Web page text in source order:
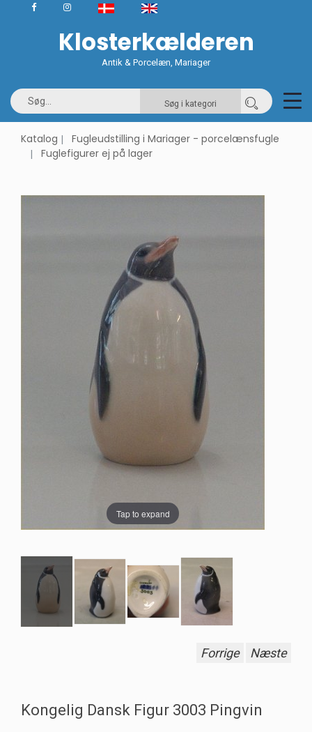
Klosterkælderen
Antik & Porcelæn, Mariager
Søg i kategori
Katalog
Fugleudstilling i Mariager - porcelænsfugle
Fuglefigurer ej på lager
Tap to expand
Forrige Næste
Kongelig Dansk Figur 3003 Pingvin